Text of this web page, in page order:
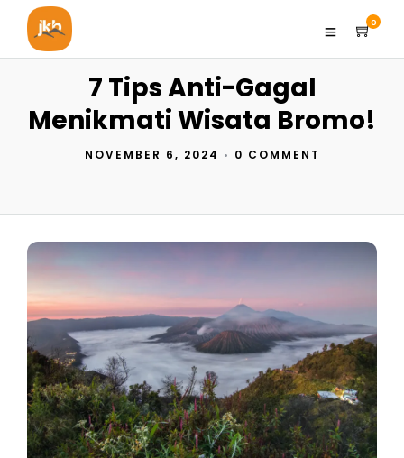
0
7 Tips Anti-Gagal
Menikmati Wisata Bromo!
NOVEMBER 6, 2024 • 0 COMMENT